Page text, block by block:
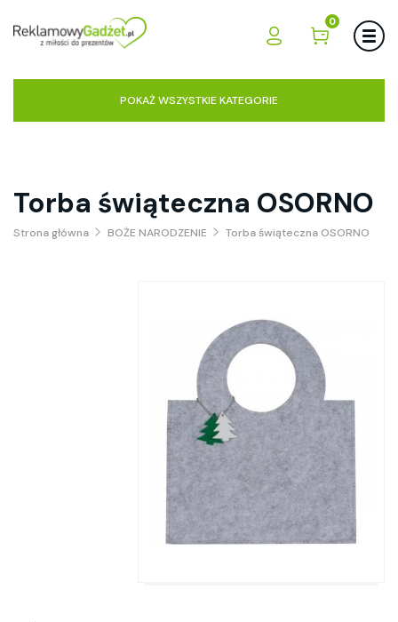
0
POKAŻ WSZYSTKIE KATEGORIE
Torba świąteczna OSORNO
Strona główna BOŻE NARODZENIE Torba świąteczna OSORNO